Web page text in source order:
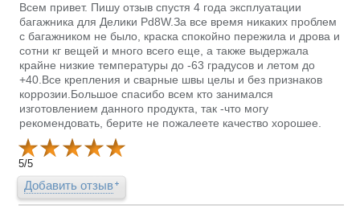
Всем привет. Пишу отзыв спустя 4 года эксплуатации
багажника для Делики Pd8W.За все время никаких проблем
с багажником не было, краска спокойно пережила и дрова и
сотни кг вещей и много всего еще, а также выдержала
крайне низкие температуры до -63 градусов и летом до
+40.Все крепления и сварные швы целы и без признаков
коррозии.Большое спасибо всем кто занимался
изготовлением данного продукта, так -что могу
рекомендовать, берите не пожалеете качество хорошее.
5/5
Добавить отзыв